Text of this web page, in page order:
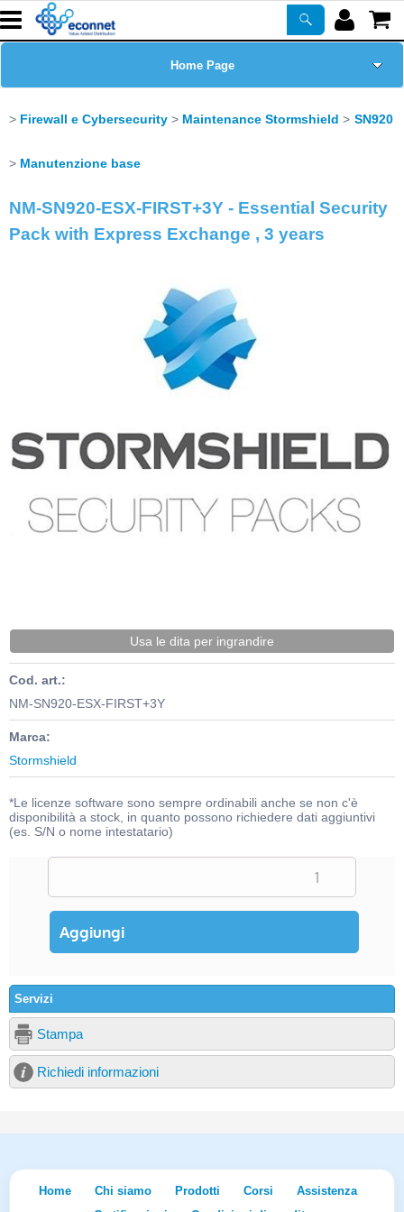
Home Page
Corsi
Certificazioni
Newsletter
Firewall e Cybersecurity Maintenance Stormshield SN920
Manutenzione base
NM-SN920-ESX-FIRST+3Y - Essential Security
Pack with Express Exchange , 3 years
Usa le dita per ingrandire
Cod. art.:
NM-SN920-ESX-FIRST+3Y
Marca:
Stormshield
*Le licenze software sono sempre ordinabili anche se non c'è
disponibilità a stock, in quanto possono richiedere dati aggiuntivi
(es. S/N o nome intestatario)
Servizi
Stampa
Richiedi informazioni
Home Chi siamo Prodotti Corsi
Assistenza